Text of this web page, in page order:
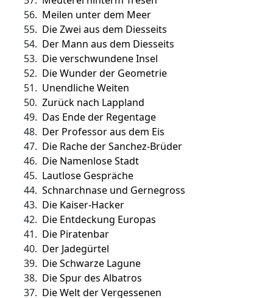
56. Meilen unter dem Meer
55. Die Zwei aus dem Diesseits
54. Der Mann aus dem Diesseits
53. Die verschwundene Insel
52. Die Wunder der Geometrie
51. Unendliche Weiten
50. Zurück nach Lappland
49. Das Ende der Regentage
48. Der Professor aus dem Eis
47. Die Rache der Sanchez-Brüder
46. Die Namenlose Stadt
45. Lautlose Gespräche
44. Schnarchnase und Gernegross
43. Die Kaiser-Hacker
42. Die Entdeckung Europas
41. Die Piratenbar
40. Der Jadegürtel
39. Die Schwarze Lagune
38. Die Spur des Albatros
37. Die Welt der Vergessenen